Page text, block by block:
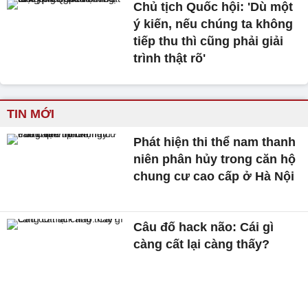
Chủ tịch Quốc hội: 'Dù một
ý kiến, nếu chúng ta không
tiếp thu thì cũng phải giải
trình thật rõ'
TIN MỚI
Phát hiện thi thể nam thanh
niên phân hủy trong căn hộ
chung cư cao cấp ở Hà Nội
Câu đố hack não: Cái gì
càng cất lại càng thấy?